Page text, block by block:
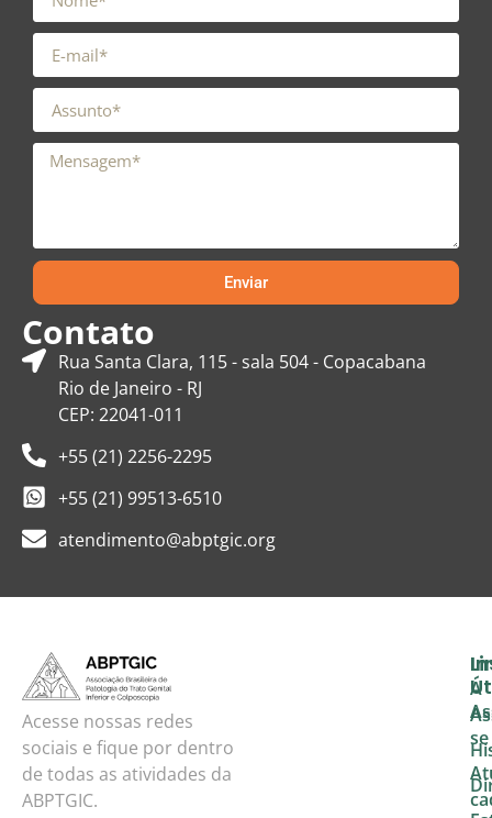
Enviar
Contato
Rua Santa Clara, 115 - sala 504 - Copacabana
Rio de Janeiro - RJ
CEP: 22041-011
+55 (21) 2256-2295
+55 (21) 99513-6510
atendimento@abptgic.org
Acesse nossas redes
sociais e fique por dentro
de todas as atividades da
ABPTGIC.
A
se